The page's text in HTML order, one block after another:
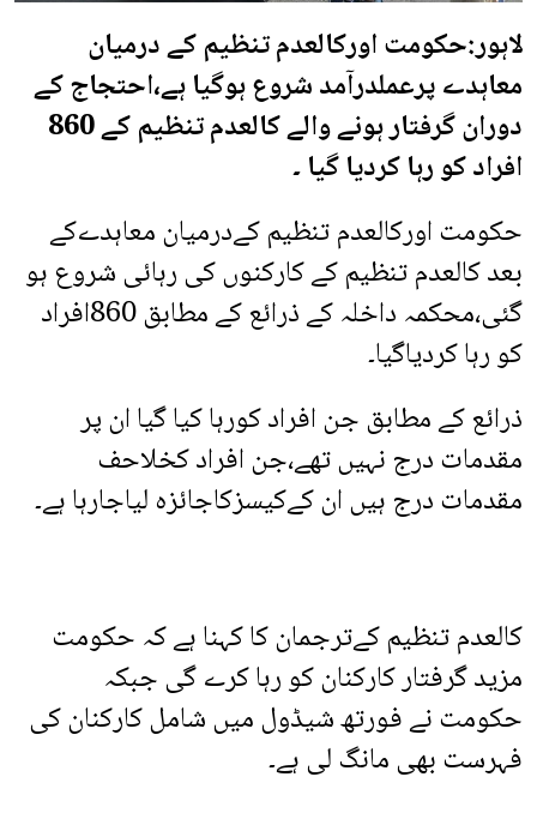
لاہور:حکومت اورکالعدم تنظیم کے درمیان
معاہدے پرعملدرآمد شروع ہوگیا ہے،احتجاج کے
دوران گرفتار ہونے والے کالعدم تنظیم کے 860
افراد کو رہا کردیا گیا ۔
حکومت اورکالعدم تنظیم کےدرمیان معاہدےکے
بعد کالعدم تنظیم کے کارکنوں کی رہائی شروع ہو
گئی،محکمہ داخلہ کے ذرائع کے مطابق 860افراد
کو رہا کردیاگیا۔
ذرائع کے مطابق جن افراد کورہا کیا گیا ان پر
مقدمات درج نہیں تھے،جن افراد کخلاحف
مقدمات درج ہیں ان کےکیسزکاجائزہ لیاجارہا ہے۔
کالعدم تنظیم کےترجمان کا کہنا ہے کہ حکومت
مزید گرفتار کارکنان کو رہا کرے گی جبکہ
حکومت نے فورتھ شیڈول میں شامل کارکنان کی
فہرست بھی مانگ لی ہے۔